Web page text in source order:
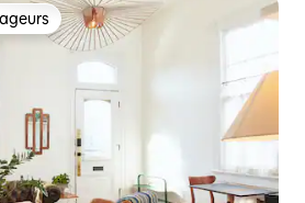
les plus appréciés